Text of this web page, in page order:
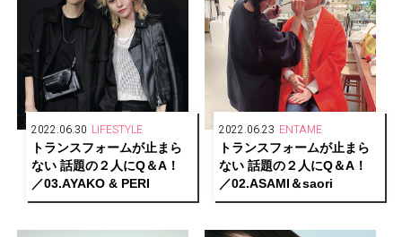
2022.06.30 LIFESTYLE
トランスフォームが止まら
ない 話題の２人にQ＆A！
／03.AYAKO & PERI
2022.06.23 ENTAME
トランスフォームが止まら
ない 話題の２人にQ＆A！
／02.ASAMI＆saori